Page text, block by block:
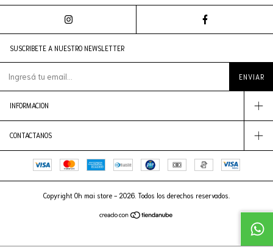
SUSCRIBETE A NUESTRO NEWSLETTER
INFORMACION
CONTACTANOS
Copyright Oh mai store - 2026. Todos los derechos reservados.